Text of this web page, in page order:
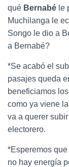
qué Bernabé le
Muchilanga le
Songo le dio a
a Bernabé?
*Se acabó el
pasajes queda
beneficiamos
como ya viene
va a querer
electorero.
*Esperemos
no hay energía